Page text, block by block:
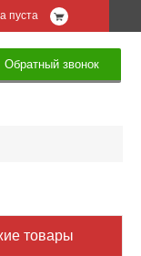
пуста
Обратный звонок
товары